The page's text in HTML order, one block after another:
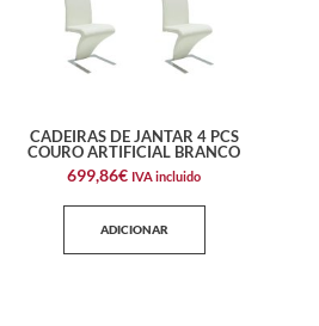
CADEIRAS DE JANTAR 4 PCS
COURO ARTIFICIAL BRANCO
699,86€ IVA incluido
ADICIONAR